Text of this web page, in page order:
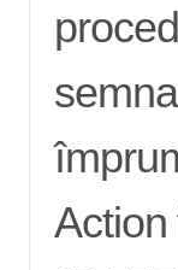
Action